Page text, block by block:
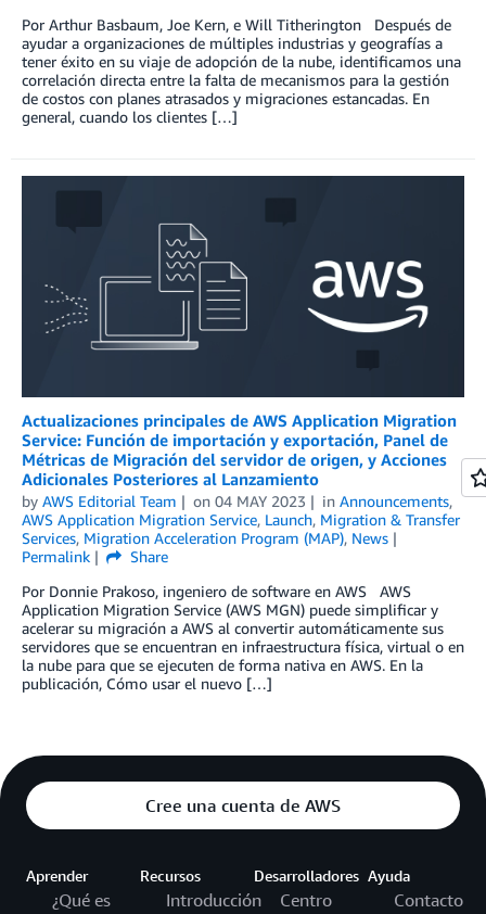
Por Arthur Basbaum, Joe Kern, e Will Titherington Después de
ayudar a organizaciones de múltiples industrias y geografías a
tener éxito en su viaje de adopción de la nube, identificamos una
correlación directa entre la falta de mecanismos para la gestión
de costos con planes atrasados y migraciones estancadas. En
general, cuando los clientes […]
Actualizaciones principales de AWS Application Migration
Service: Función de importación y exportación, Panel de
Métricas de Migración del servidor de origen, y Acciones
Adicionales Posteriores al Lanzamiento
by AWS Editorial Team on 04 MAY 2023 in Announcements,
AWS Application Migration Service, Launch, Migration & Transfer
Services, Migration Acceleration Program (MAP), News
Permalink
Share
Por Donnie Prakoso, ingeniero de software en AWS AWS
Application Migration Service (AWS MGN) puede simplificar y
acelerar su migración a AWS al convertir automáticamente sus
servidores que se encuentran en infraestructura física, virtual o en
la nube para que se ejecuten de forma nativa en AWS. En la
publicación, Cómo usar el nuevo […]
Cree una cuenta de AWS
Aprender
¿Qué es
Recursos
Introducción
Desarrolladores
Centro
Ayuda
Contacto